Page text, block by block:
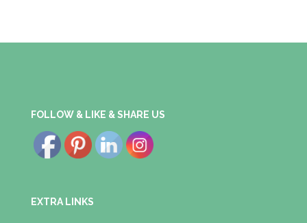
FOLLOW & LIKE & SHARE US
EXTRA LINKS